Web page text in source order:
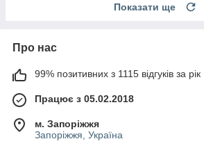
Показати ще
Про нас
99% позитивних з 1115 відгуків за рік
Працює з 05.02.2018
м. Запоріжжя
Запоріжжя, Україна